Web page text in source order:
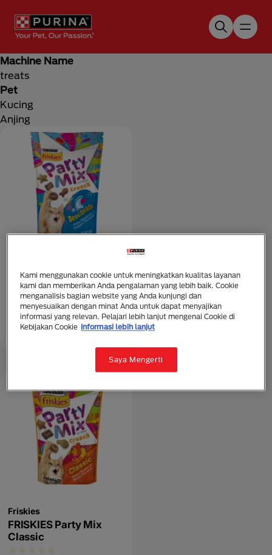
Machine Name
treats
Pet
Kucing
Anjing
FRISKIES Party Mix
Beachside
Friskies
FRISKIES Party Mix
Classic
Kami menggunakan cookie untuk meningkatkan kualitas layanan
kami dan memberikan Anda pengalaman yang lebih baik. Cookie
menganalisis bagian website yang Anda kunjungi dan
menyesuaikan dengan minat Anda untuk dapat menyajikan
informasi yang relevan. Pelajari lebih lanjut mengenai Cookie di
Kebijakan Cookie
Informasi lebih lanjut
Saya Mengerti